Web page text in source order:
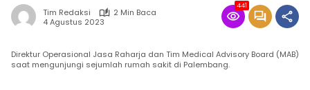
Tim Redaksi
2 Min Baca
4 Agustus 2023
441
Direktur Operasional Jasa Raharja dan Tim Medical Advisory Board (MAB)
saat mengunjungi sejumlah rumah sakit di Palembang.